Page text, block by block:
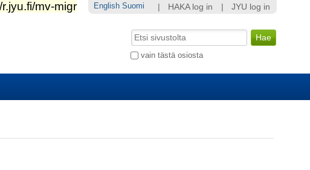
Hae
vain tästä osiosta
Laajennettu
HAKA log in JYU log in
English Suomi